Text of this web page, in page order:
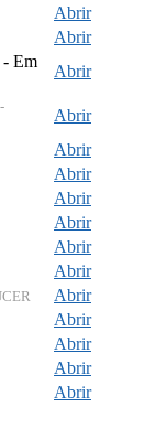
Abrir
Abrir
- Em
Abrir
-
Abrir
Abrir
Abrir
Abrir
Abrir
Abrir
Abrir
Abrir
Abrir
Abrir
Abrir
Abrir